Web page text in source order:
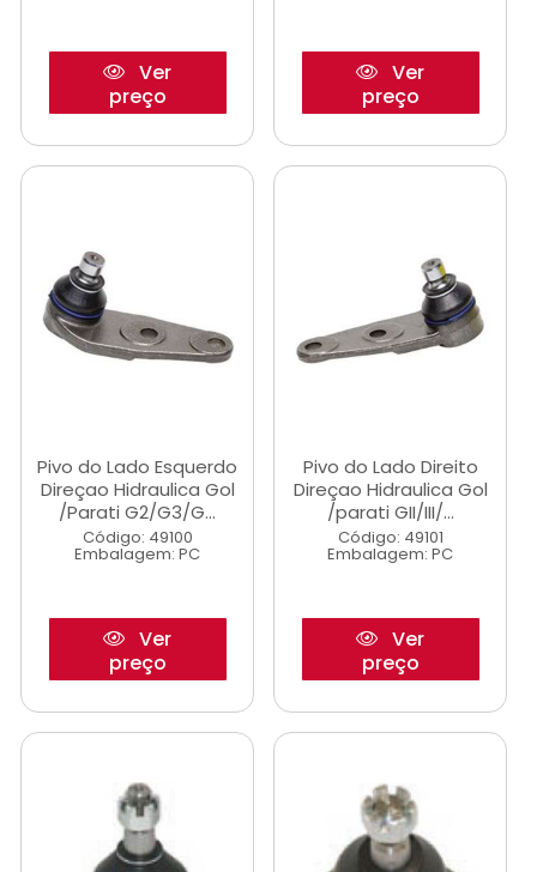
Ver
preço
Ver
preço
Pivo do Lado Esquerdo
Direçao Hidraulica Gol
/Parati G2/G3/G...
Código: 49100
Embalagem: PC
Ver
preço
Pivo do Lado Direito
Direçao Hidraulica Gol
/parati GII/III/...
Código: 49101
Embalagem: PC
Ver
preço